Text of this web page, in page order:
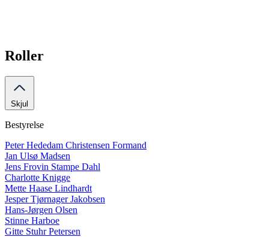
Roller
Skjul
Bestyrelse
Peter Hededam Christensen Formand
Jan Ulsø Madsen
Jens Frovin Stampe Dahl
Charlotte Knigge
Mette Haase Lindhardt
Jesper Tjørnager Jakobsen
Hans-Jørgen Olsen
Stinne Harboe
Gitte Stuhr Petersen